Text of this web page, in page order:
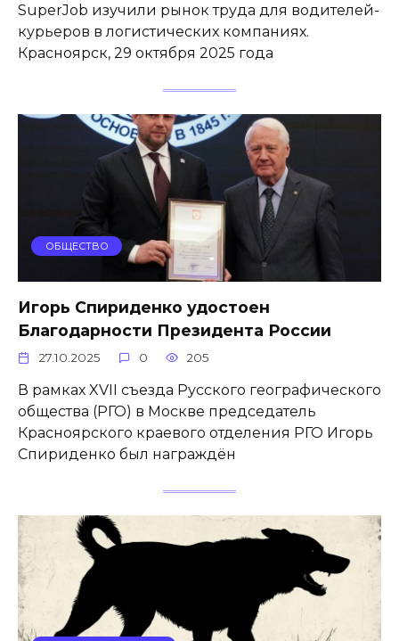
SuperJob изучили рынок труда для водителей-
курьеров в логистических компаниях.
Красноярск, 29 октября 2025 года
ОБЩЕСТВО
Игорь Спириденко удостоен
Благодарности Президента России
27.10.2025 0 205
В рамках XVII съезда Русского географического
общества (РГО) в Москве председатель
Красноярского краевого отделения РГО Игорь
Спириденко был награждён